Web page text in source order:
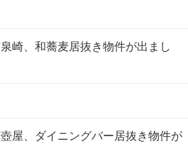
崎、和蕎麦居抜き物件が出まし
屋、ダイニングバー居抜き物件が